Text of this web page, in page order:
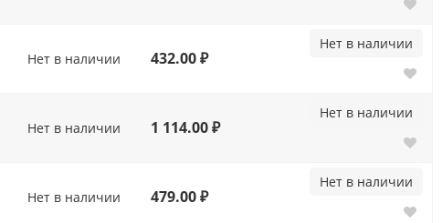
Нет в наличии 432.00 ₽
Нет в наличии
Нет в наличии 1 114.00 ₽
Нет в наличии
Нет в наличии 479.00 ₽
Нет в наличии